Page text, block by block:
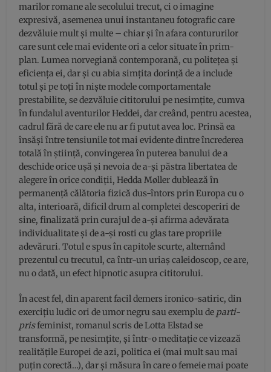
marilor romane ale secolului trecut, ci o imagine
expresivă, asemenea unui instantaneu fotografic care
dezvăluie mult și multe – chiar și în afara contururilor
care sunt cele mai evidente ori a celor situate în prim-
plan. Lumea norvegiană contemporană, cu politețea și
eficiența ei, dar și cu abia simțita dorință de a include
totul și pe toți în niște modele comportamentale
prestabilite, se dezvăluie cititorului pe nesimțite, cumva
în fundalul aventurilor Heddei, dar creând, pentru acestea,
cadrul fără de care ele nu ar fi putut avea loc. Prinsă ea
însăși între tensiunile tot mai evidente dintre încrederea
totală în știință, convingerea în puterea banului de a
deschide orice ușă și nevoia de a-și păstra libertatea de
alegere în orice condiții, Hedda Møller dublează în
permanență călătoria fizică dus-întors prin Europa cu o
alta, interioară, dificil drum al completei descoperiri de
sine, finalizată prin curajul de a-și afirma adevărata
individualitate și de a-și rosti cu glas tare propriile
adevăruri. Totul e spus în capitole scurte, alternând
prezentul cu trecutul, ca într-un uriaș caleidoscop, ce are,
nu o dată, un efect hipnotic asupra cititorului.
În acest fel, din aparent facil demers ironico-satiric, din
exercițiu ludic ori de umor negru sau exemplu de parti-
prisfeminist, romanul scris de Lotta Elstad se
transformă, pe nesimțite, și într-o meditație ce vizează
realitățile Europei de azi, politica ei (mai mult sau mai
puțin corectă…), dar și măsura în care o femeie mai poate